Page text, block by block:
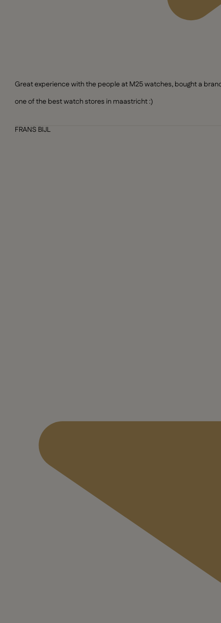
Great experience with the people at M25 watches, bought a
one of the best watch stores in maastricht :)
FRANS BIJL